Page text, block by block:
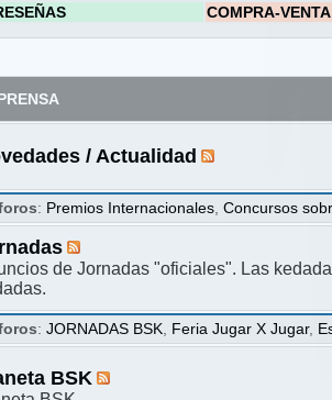
COMPRA-
/ Actualidad
: Premios Internacionales ,Concursos
de Jornadas "oficiales". Las
:JORNADAS BSK Feria Jugar X Jugar,
BSK